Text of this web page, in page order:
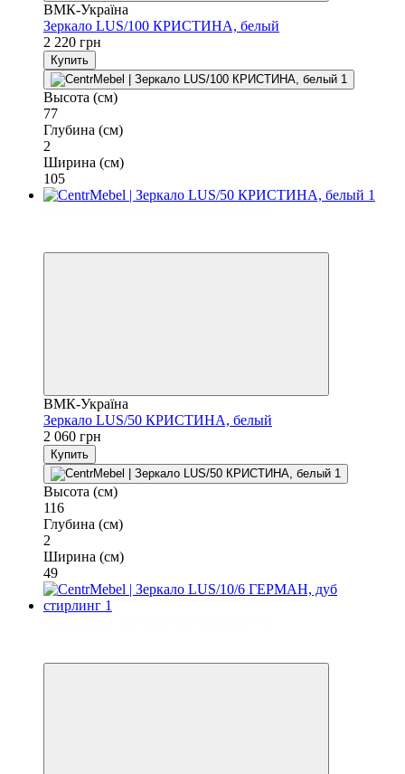
ВМК-Україна
Зеркало LUS/100 КРИСТИНА, белый
2 220 грн
Купить
Высота (см)
77
Глубина (см)
2
Ширина (см)
105
ВМК-Україна
Зеркало LUS/50 КРИСТИНА, белый
2 060 грн
Купить
Высота (см)
116
Глубина (см)
2
Ширина (см)
49